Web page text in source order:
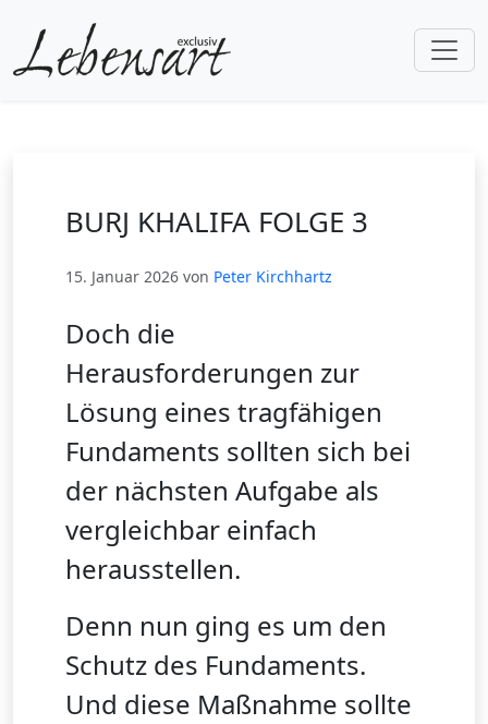
BURJ KHALIFA FOLGE 3
15. Januar 2026 von Peter Kirchhartz
Doch die
Herausforderungen zur
Lösung eines tragfähigen
Fundaments sollten sich bei
der nächsten Aufgabe als
vergleichbar einfach
herausstellen.
Denn nun ging es um den
Schutz des Fundaments.
Und diese Maßnahme sollte